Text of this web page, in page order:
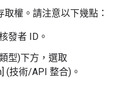
取權。請注意以下幾點：
發者 ID。
型)下方，選取
(技術/API 整合)。